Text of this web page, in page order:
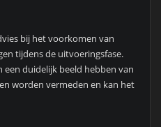
bij het voorkomen van
tijdens de uitvoeringsfase.
duidelijk beeld hebben van
worden vermeden en kan het